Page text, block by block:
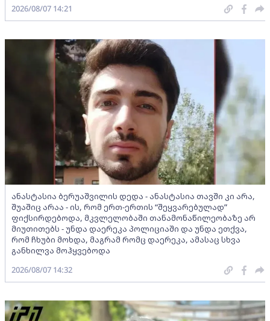
2026/08/07 14:21
ანასტასია ბერუაშვილის დედა - ანასტასია თავში კი არა,
შუაშიც არაა - ის, რომ ერთ-ერთის “შეყვარებულად”
ფიქსირდებოდა, მკვლელობაში თანამონაწილეობაზე არ
მიუთითებს - უნდა დაერეკა პოლიციაში და უნდა ეთქვა,
რომ ჩხუბი მოხდა, მაგრამ რომც დაერეკა, ამასაც სხვა
განხილვა მოჰყვებოდა
2026/08/07 14:32